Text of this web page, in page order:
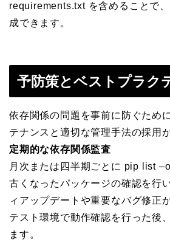
requirements.txt を含めることで
成できます。
予防策とベストプラク
依存関係の問題を事前に防ぐため
テナンスと適切な管理手法の採用
定期的な依存関係監査
月次または四半期ごとに pip list
古くなったパッケージの確認を行
ィアップデートや重要なバグ修正
テスト環境で動作確認を行った後
ます。